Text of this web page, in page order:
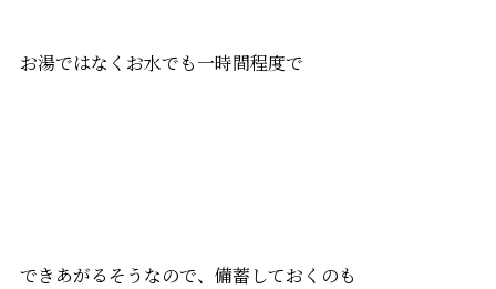
お湯ではなくお水でも一時間程度で
できあがるそうなので、備蓄しておくのも